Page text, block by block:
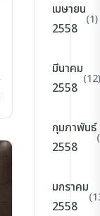
เมษายน
2558
(1)
มีนาคม
2558
(12)
กุมภาพันธ์
2558
มกราคม
2558